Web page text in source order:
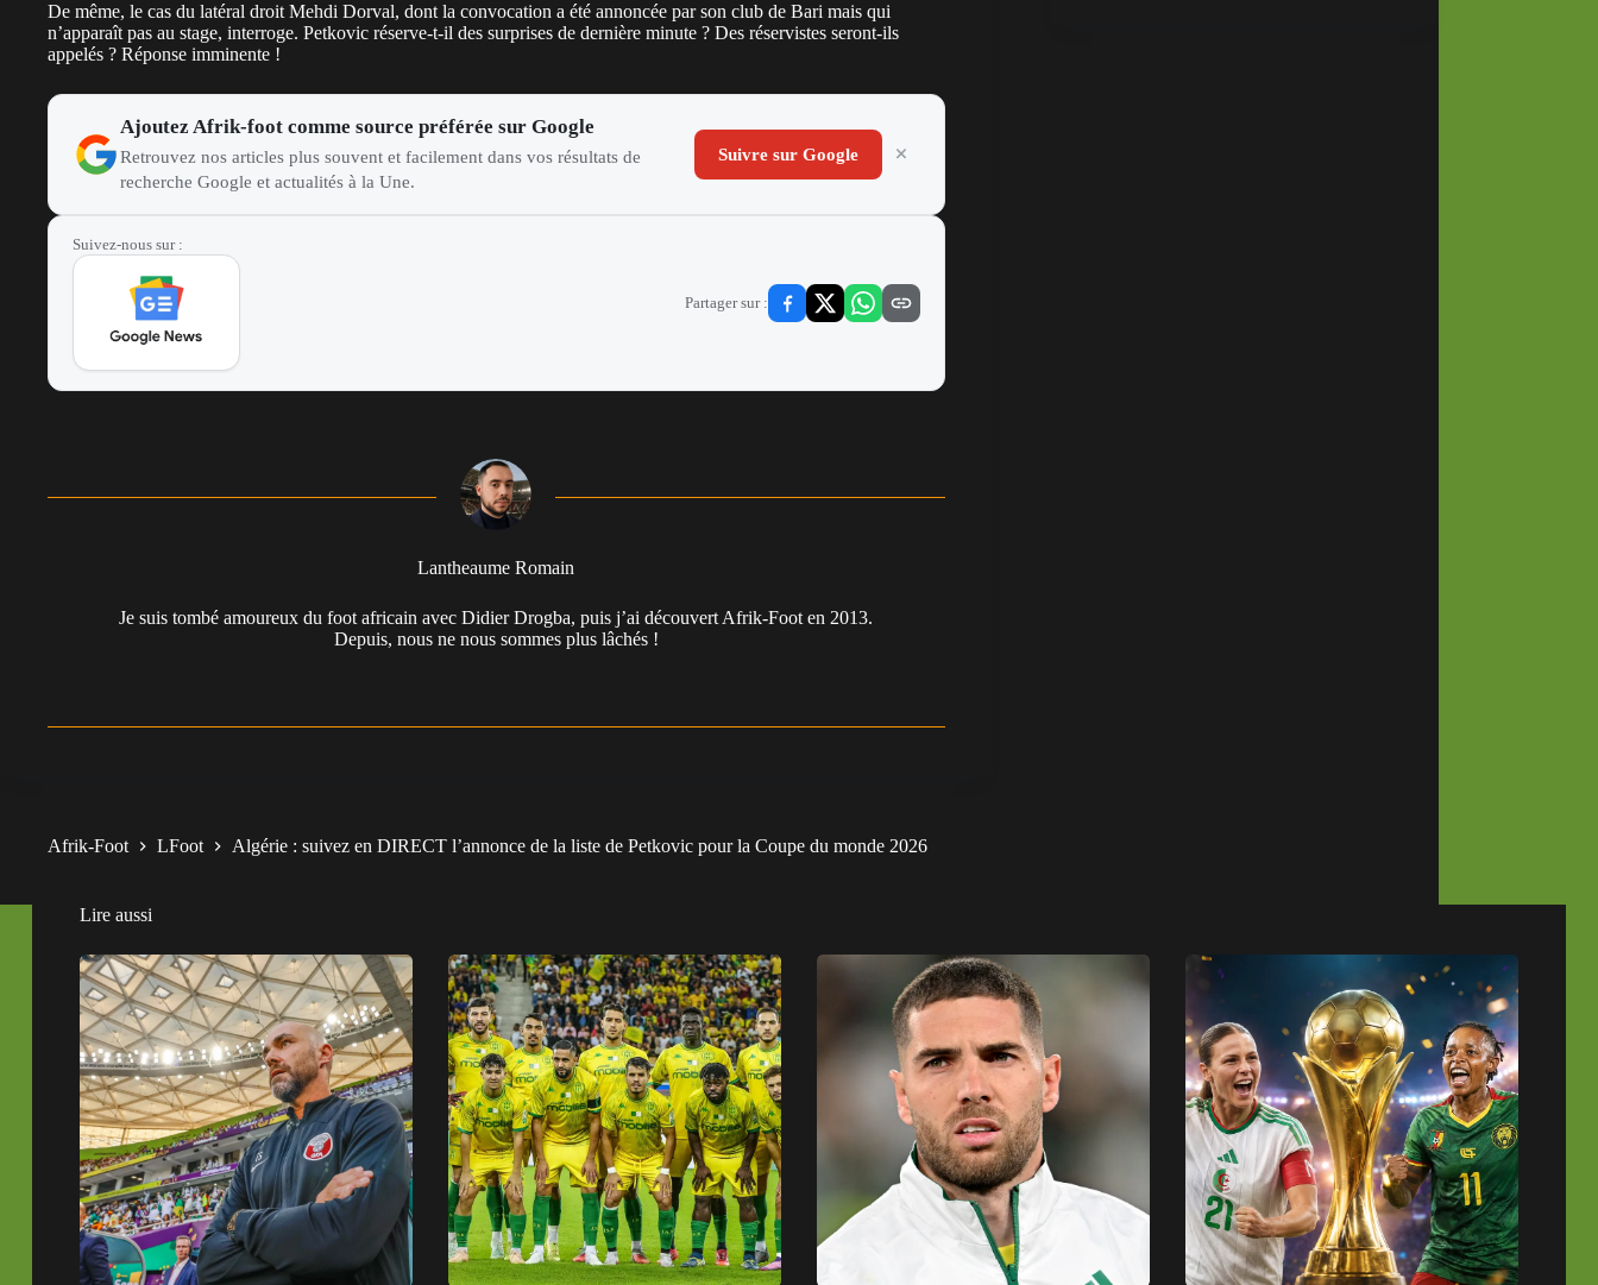
De même, le cas du latéral droit Mehdi Dorval, dont la convocation a été annoncée par son club de Bari mais qui
n’apparaît pas au stage, interroge. Petkovic réserve-t-il des surprises de dernière minute ? Des réservistes seront-ils
appelés ? Réponse imminente !
Ajoutez Afrik-foot comme source préférée sur Google
Retrouvez nos articles plus souvent et facilement dans vos résultats de
recherche Google et actualités à la Une.
Suivre sur Google
Suivez-nous sur :
Partager sur :
Lantheaume Romain
Je suis tombé amoureux du foot africain avec Didier Drogba, puis j’ai découvert Afrik-Foot en 2013.
Depuis, nous ne nous sommes plus lâchés !
Afrik-Foot LFoot Algérie : suivez en DIRECT l’annonce de la liste de Petkovic pour la Coupe du monde 2026
Lire aussi